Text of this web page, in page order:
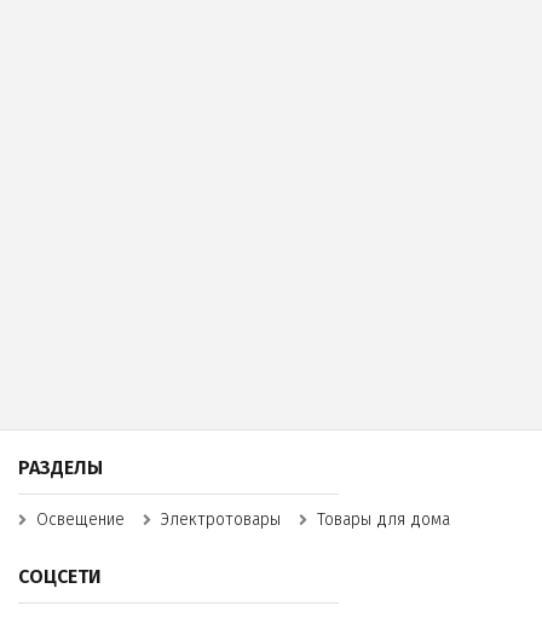
РАЗДЕЛЫ
Освещение Электротовары Товары для дома
СОЦСЕТИ